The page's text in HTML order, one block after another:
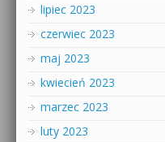
lipiec 2023
czerwiec 2023
maj 2023
kwiecień 2023
marzec 2023
luty 2023